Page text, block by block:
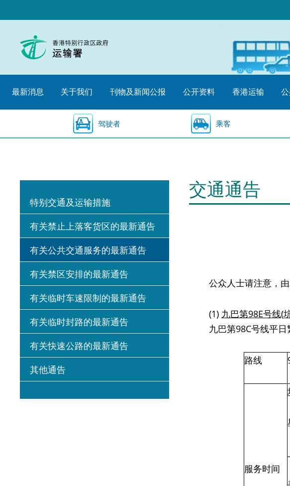
至
始
最新消息 关于我们 刊物及新闻公报 公开资料 香港运输
驾驶者 乘客
特别交通及运输措施
有关禁止上落客货区的最新通告
有关公共交通服务的最新通告
有关禁区安排的最新通告
有关临时车速限制的最新通告
有关临时封路的最新通告
有关快速公路的最新通告
其他通告
交通通告
公众人士请注意，由
(1) 九巴第98E号线(
九巴第98C号线平
路线
服务时间